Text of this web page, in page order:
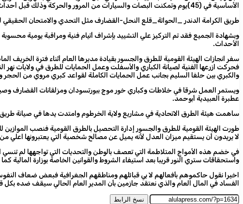
الأساسية في (45)يوم وتمكنت البصات والسيارات من المرور والحركة وذلك قبل أحداث سنجة العائدة لحضن الوطن وسيكون للهيئة بصمتها في إنجاز بقية العمل بعد تأمين الطريق .
طريق الكرامة الدندر _الحواتة_قلع النحل-القضارف مثل التحدي والامتحان الحقيقي
الأحداث.
سفر انجازات الهيئة القومية للطرق والجسور بقيادة مديرها العام أثناء فترة
فحركت ازرعها الفنية لصيانة الكباري والأسفلت وعمل الحمايات للطرق في ولايات
والكبري بين حلفا السليم بجانب عمل الحمايات الكاملة لقواعد كبري مروي من
ويستمر العمل شرقا في خلاطات وكباري خور موج ببورتسودان ومزلقانات القضارف
عطبرة العبيدية أبوحمد.
ساهمت هيئة الطرق الاتحادية في مشاريع ولاية الخرطوم وامتدت يدها في صيانة
طورت الهيئة القومية للطرق والجسور إدارة التحصيل بالطرق القومية فنصب
لا يريدون أن يستقيم ميزان العدل لأنه يميل عن مصالح شخصية التي يعتبرونها اعلي
في خضم هذه الأمواج المتلاطمة التي تعصف بالوطن والتحديات التي تواجهها لم
واستحقاقات ستري النور قريبا بعد استيفاء الشروط والقوانين الخاصة بوزارة
اخيرا نقول حاكموهم بأفعالهم لا بي قبائلهم ومناطقهم الجغرافية فبعض ضعاف
الفساد في المال العام والذي نعتقد جازمين بأن المدير العام الحالي سيقف ضده بكل
نسخ الرابط